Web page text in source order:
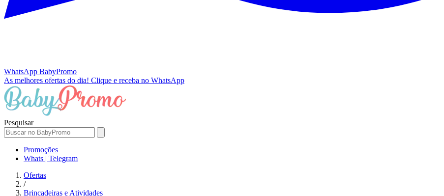
WhatsApp BabyPromo
As melhores ofertas do dia! Clique e receba no WhatsApp
Pesquisar
Promoções
Whats | Telegram
Ofertas
/
Brincadeiras e Atividades